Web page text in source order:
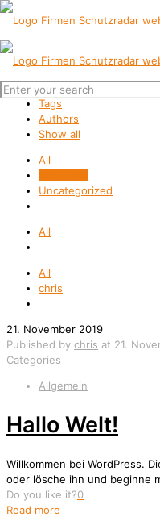
Categories
Tags
Authors
Show all
All
Uncategorized
All
All
chris
21. November 2019
Published by chris at 21.
Categories
Allgemein
Hallo Welt!
Willkommen bei WordPress.
oder lösche ihn und beginne
Do you like it?0
Read more